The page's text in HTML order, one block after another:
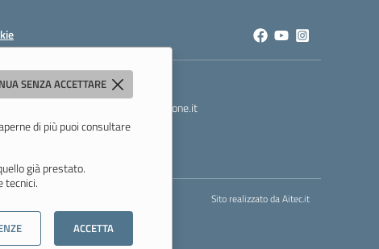
SENZA ACCETTARE
di più puoi consultare
già prestato.
tecnici.
ACCETTA
mois00200c@pec.istruzione.it
Sito realizzato daAitec.it